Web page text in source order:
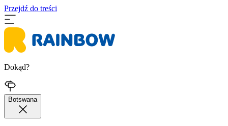
Przejdź do treści
Dokąd?
Botswana